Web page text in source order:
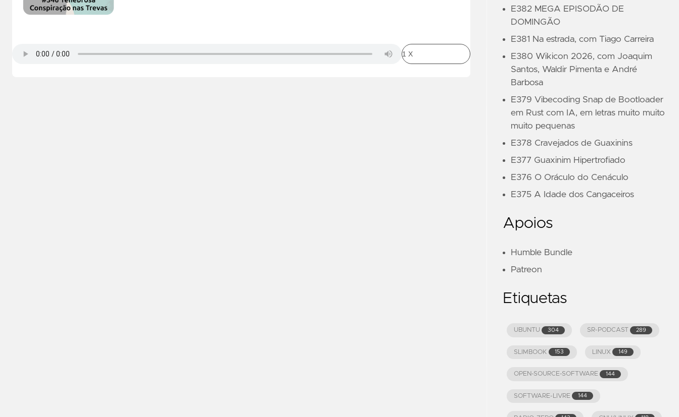
E382 MEGA EPISODÃO DE
DOMINGÃO
E381 Na estrada, com Tiago Carreira
E380 Wikicon 2026, com Joaquim
Santos, Waldir Pimenta e André
Barbosa
E379 Vibecoding Snap de Bootloader
em Rust com IA, em letras muito muito
muito pequenas
E378 Cravejados de Guaxinins
E377 Guaxinim Hipertrofiado
E376 O Oráculo do Cenáculo
E375 A Idade dos Cangaceiros
Apoios
Humble Bundle
Patreon
Etiquetas
UBUNTU 304 SR-PODCAST 289
SLIMBOOK 153 LINUX 149
OPEN-SOURCE-SOFTWARE 144
SOFTWARE-LIVRE 144